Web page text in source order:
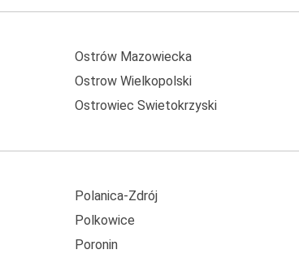
Ostrów Mazowiecka
Ostrow Wielkopolski
Ostrowiec Swietokrzyski
Polanica-Zdrój
Polkowice
Poronin